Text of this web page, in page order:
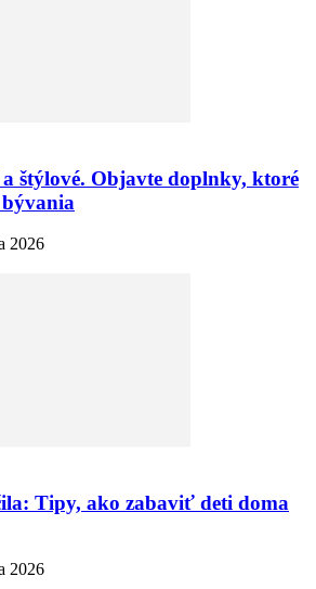
štýlové. Objavte doplnky, ktoré
2026
Tipy, ako zabaviť deti doma
2026